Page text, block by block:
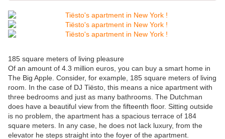
185 square meters of living pleasure
Of an amount of 4.3 million euros, you can buy a smart home in
The Big Apple. Consider, for example, 185 square meters of living
room. In the case of DJ Tiësto, this means a nice apartment with
three bedrooms and just as many bathrooms. The Dutchman
does have a beautiful view from the fifteenth floor. Sitting outside
is no problem, the apartment has a spacious terrace of 184
square meters. In any case, he does not lack luxury, from the
elevator he steps straight into the foyer of the apartment.